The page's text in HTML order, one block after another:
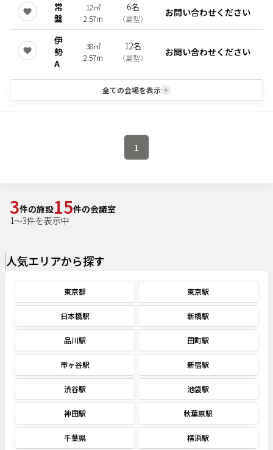
常
盤
12㎡
2.57m
6名
（島型）
お問い合わせください
伊
勢
A
38㎡
2.57m
12名
（島型） お問い合わせください
全ての会場を表示
1
3件の施設15件の会議室
1～3件を表示中
人気エリアから探す
東京都 東京駅
日本橋駅 新橋駅
品川駅 田町駅
市ヶ谷駅 新宿駅
渋谷駅 池袋駅
神田駅 秋葉原駅
千葉県 横浜駅